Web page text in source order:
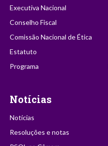
Executiva Nacional
Conselho Fiscal
Comissão Nacional de Ética
Estatuto
Programa
Notícias
Notícias
Resoluções e notas